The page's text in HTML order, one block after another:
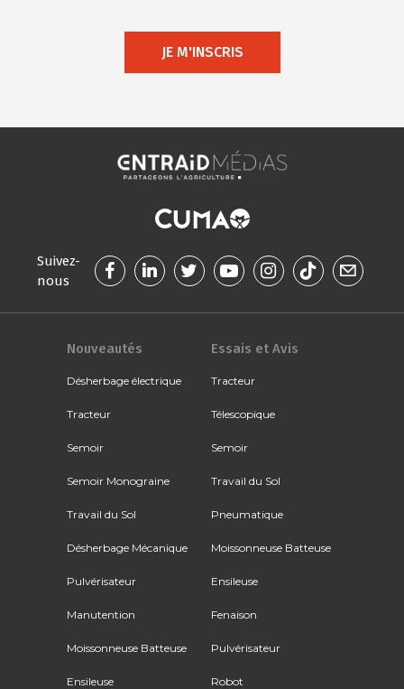
JE M'INSCRIS
Suivez-
nous
Nouveautés
Désherbage électrique
Tracteur
Semoir
Semoir Monograine
Travail du Sol
Désherbage Mécanique
Pulvérisateur
Manutention
Moissonneuse Batteuse
Ensileuse
Essais et Avis
Tracteur
Télescopique
Semoir
Travail du Sol
Pneumatique
Moissonneuse Batteuse
Ensileuse
Fenaison
Pulvérisateur
Robot